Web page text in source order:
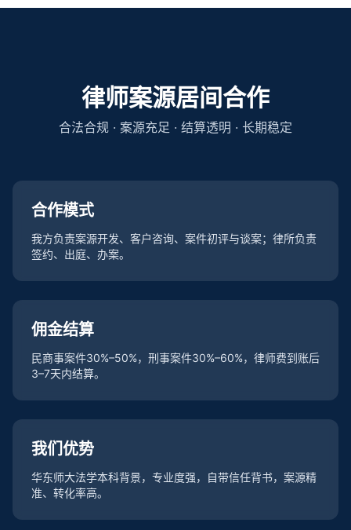
律师案源居间合作
合法合规 · 案源充足 · 结算透明 · 长期稳定
合作模式
我方负责案源开发、客户咨询、案件初评与谈案；律所负责
签约、出庭、办案。
佣金结算
民商事案件30%–50%，刑事案件30%–60%，律师费到账后
3–7天内结算。
我们优势
华东师大法学本科背景，专业度强，自带信任背书，案源精
准、转化率高。